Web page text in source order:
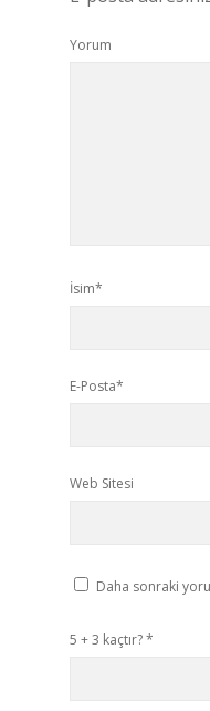
Yorum
İsim*
E-Posta*
Web Sitesi
Daha sonraki
5 + 3 kaçtır?*